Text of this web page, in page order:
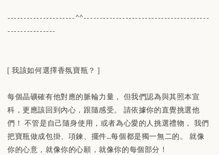
---------------------^^---------------------------------------
---------------
[ 我該如何選擇香氛寶瓶？ ]
每個晶礦確有他對應的脈輪力量， 但我們認為與其照本宣
科，更應該回到內心，跟隨感受。 請依據你的直覺挑選他
們！ 不管是自己隨身使用，或者為心愛的人挑選禮物， 我們
把寶瓶做成包掛、項鍊、擺件…每個都是獨一無二的。 就像
你的心意，就像你的心願，就像你的每個部分！